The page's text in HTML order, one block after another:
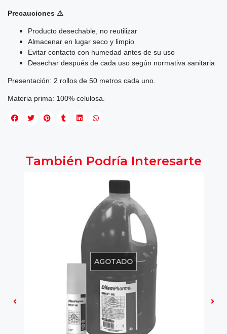
Precauciones ⚠️
Producto desechable, no reutilizar
Almacenar en lugar seco y limpio
Evitar contacto con humedad antes de su uso
Desechar después de cada uso según normativa sanitaria
Presentación: 2 rollos de 50 metros cada uno.
Materia prima: 100% celulosa.
También Podría Interesarte
AGOTADO